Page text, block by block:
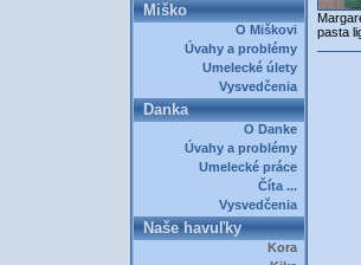
Miško
O Miškovi
Úvahy a problémy
Umelecké úlety
Vysvedčenia
Danka
O Danke
Úvahy a problémy
Umelecké práce
Číta ...
Vysvedčenia
Naše havuľky
Kora
pasta